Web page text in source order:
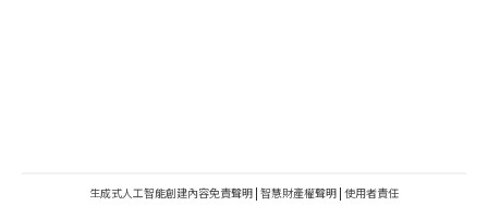
生成式人工智能創建內容免責聲明 | 智慧財產權聲明 | 使用者責任